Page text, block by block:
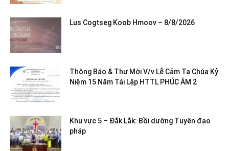
Lus Cogtseg Koob Hmoov – 8/8/2026
Thông Báo & Thư Mời V/v Lễ Cảm Tạ Chúa Kỷ
Niệm 15 Năm Tái Lập HTTL PHÚC ÂM 2
Khu vực 5 – Đắk Lắk: Bồi dưỡng Tuyên đạo
pháp